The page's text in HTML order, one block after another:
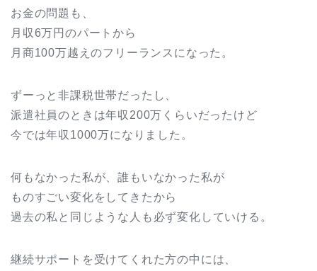
お金の問題も、
月収6万円のパートから
月商100万越えのフリーランスになった。
ずーっと非課税世帯だったし、
派遣社員のときは年収200万くらいだったけど
今では年収1000万になりました。
何もなかった私が、誰もいなかった私が
ものすごい変化をしてきたから
過去の私と同じような人も必ず変化していける。
継続サポートを受けてくれた方の中には、